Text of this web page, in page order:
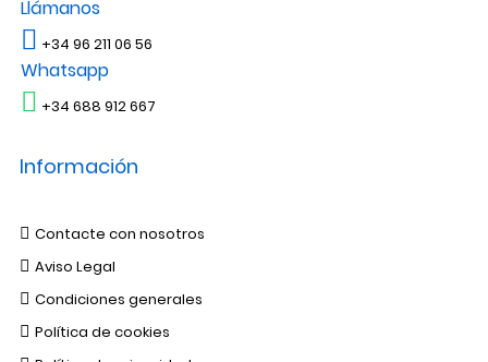
Llámanos
+34 96 211 06 56
Whatsapp
+34 688 912 667
Información
Contacte con nosotros
Aviso Legal
Condiciones generales
Política de cookies